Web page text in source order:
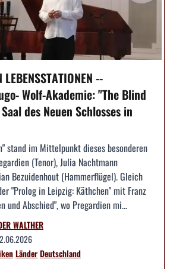
--
Wolf-Akademie: "The Blind
des Neuen Schlosses in
stand im Mittelpunkt dieses besonderen
(Tenor), Julia Nachtmann
Bezuidenhout (Hammerflügel). Gleich
"Prolog in Leipzig: Käthchen" mit Franz
und Abschied", wo Pregardien mi...
WALTHER
LänderDeutschland